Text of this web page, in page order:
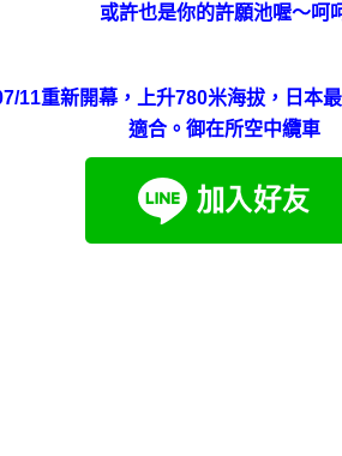
或許也是你的許願池喔～呵